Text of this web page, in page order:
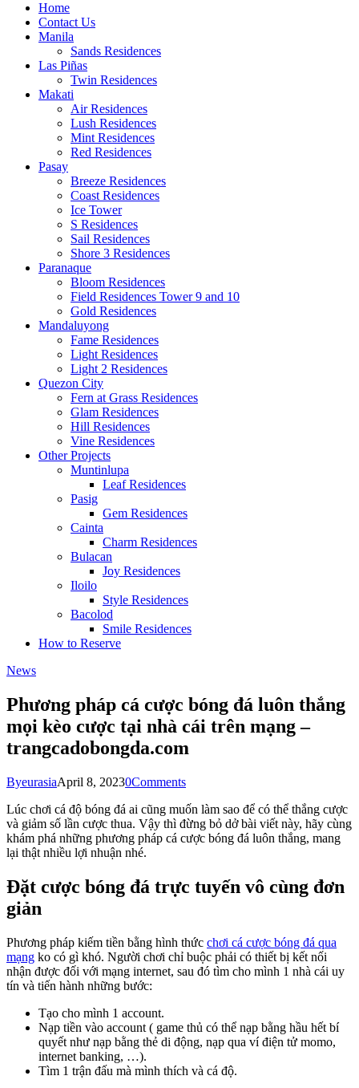
Home
Contact Us
Manila
Sands Residences
Las Piñas
Twin Residences
Makati
Air Residences
Lush Residences
Mint Residences
Red Residences
Pasay
Breeze Residences
Coast Residences
Ice Tower
S Residences
Sail Residences
Shore 3 Residences
Paranaque
Bloom Residences
Field Residences Tower 9 and 10
Gold Residences
Mandaluyong
Fame Residences
Light Residences
Light 2 Residences
Quezon City
Fern at Grass Residences
Glam Residences
Hill Residences
Vine Residences
Other Projects
Muntinlupa
Leaf Residences
Pasig
Gem Residences
Cainta
Charm Residences
Bulacan
Joy Residences
Iloilo
Style Residences
Bacolod
Smile Residences
How to Reserve
News
Phương pháp cá cược bóng đá luôn thắng
mọi kèo cược tại nhà cái trên mạng –
trangcadobongda.com
ByeurasiaApril 8, 20230Comments
Lúc chơi cá độ bóng đá ai cũng muốn làm sao để có thể thắng cược
và giảm số lần cược thua. Vậy thì đừng bỏ dở bài viết này, hãy cùng
khám phá những phương pháp cá cược bóng đá luôn thắng, mang
lại thật nhiều lợi nhuận nhé.
Đặt cược bóng đá trực tuyến vô cùng đơn
giản
Phương pháp kiếm tiền bằng hình thức chơi cá cược bóng đá qua
mạng ko có gì khó. Người chơi chỉ buộc phải có thiết bị kết nối
nhận được đối với mạng internet, sau đó tìm cho mình 1 nhà cái uy
tín và tiến hành những bước:
Tạo cho mình 1 account.
Nạp tiền vào account ( game thủ có thể nạp bằng hầu hết bí
quyết như nạp bằng thẻ di động, nạp qua ví điện tử momo,
internet banking, …).
Tìm 1 trận đấu mà mình thích và cá độ.